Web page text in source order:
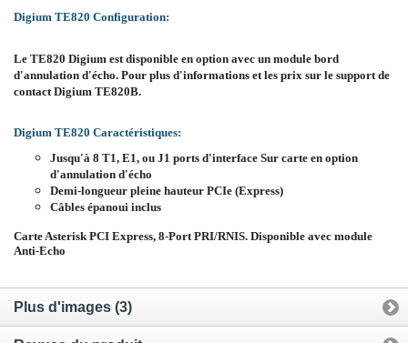
Digium TE820 Configuration:
Le TE820 Digium est disponible en option avec un module bord
d'annulation d'écho. Pour plus d'informations et les prix sur le support de
contact Digium TE820B.
Digium TE820 Caractéristiques:
Jusqu'à 8 T1, E1, ou J1 ports d'interface Sur carte en option
d'annulation d'écho
Demi-longueur pleine hauteur PCIe (Express)
Câbles épanoui inclus
Carte Asterisk PCI Express, 8-Port PRI/RNIS. Disponible avec module
Anti-Echo
Plus d'images (3)